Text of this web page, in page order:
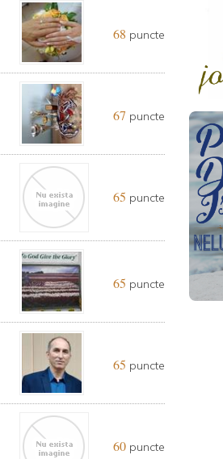
68 puncte
67 puncte
65 puncte
65 puncte
65 puncte
60puncte